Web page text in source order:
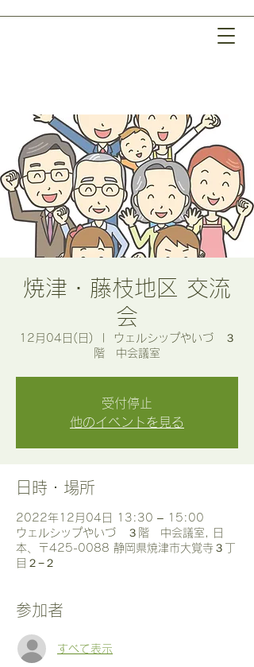
焼津・藤枝地区 交流
会
12月04日(日)
ウェルシップやいづ ３
階 中会議室
受付停止
他のイベントを見る
日時・場所
2022年12月04日 13:30 – 15:00
ウェルシップやいづ ３階 中会議室, 日
本、〒425-0088 静岡県焼津市大覚寺３丁
目２−２
参加者
すべて表示